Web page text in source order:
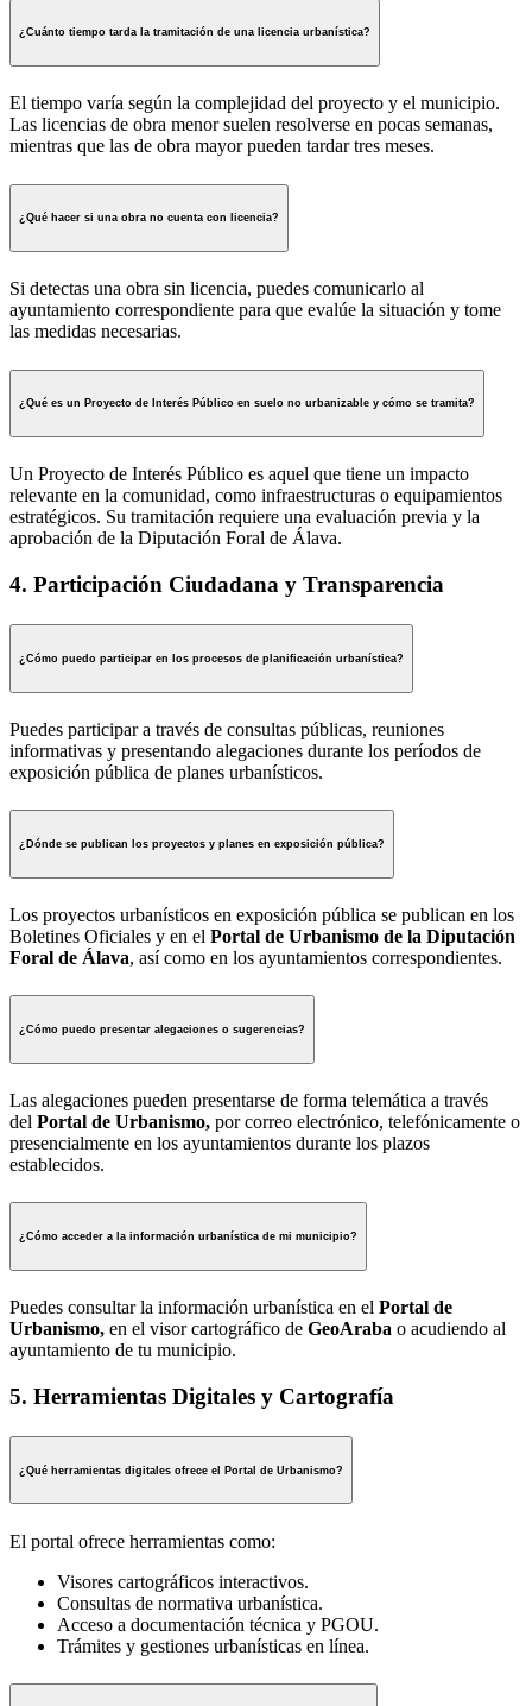
¿Cuánto tiempo tarda la tramitación de una licencia urbanística?
El tiempo varía según la complejidad del proyecto y el municipio.
Las licencias de obra menor suelen resolverse en pocas semanas,
mientras que las de obra mayor pueden tardar tres meses.
¿Qué hacer si una obra no cuenta con licencia?
Si detectas una obra sin licencia, puedes comunicarlo al
ayuntamiento correspondiente para que evalúe la situación y tome
las medidas necesarias.
¿Qué es un Proyecto de Interés Público en suelo no urbanizable y cómo se tramita?
Un Proyecto de Interés Público es aquel que tiene un impacto
relevante en la comunidad, como infraestructuras o equipamientos
estratégicos. Su tramitación requiere una evaluación previa y la
aprobación de la Diputación Foral de Álava.
4. Participación Ciudadana y Transparencia
¿Cómo puedo participar en los procesos de planificación urbanística?
Puedes participar a través de consultas públicas, reuniones
informativas y presentando alegaciones durante los períodos de
exposición pública de planes urbanísticos.
¿Dónde se publican los proyectos y planes en exposición pública?
Los proyectos urbanísticos en exposición pública se publican en los
Boletines Oficiales y en el Portal de Urbanismo de la Diputación
Foral de Álava, así como en los ayuntamientos correspondientes.
¿Cómo puedo presentar alegaciones o sugerencias?
Las alegaciones pueden presentarse de forma telemática a través
del Portal de Urbanismo, por correo electrónico, telefónicamente o
presencialmente en los ayuntamientos durante los plazos
establecidos.
¿Cómo acceder a la información urbanística de mi municipio?
Puedes consultar la información urbanística en el Portal de
Urbanismo, en el visor cartográfico de GeoAraba o acudiendo al
ayuntamiento de tu municipio.
5. Herramientas Digitales y Cartografía
¿Qué herramientas digitales ofrece el Portal de Urbanismo?
El portal ofrece herramientas como:
Visores cartográficos interactivos.
Consultas de normativa urbanística.
Acceso a documentación técnica y PGOU.
Trámites y gestiones urbanísticas en línea.